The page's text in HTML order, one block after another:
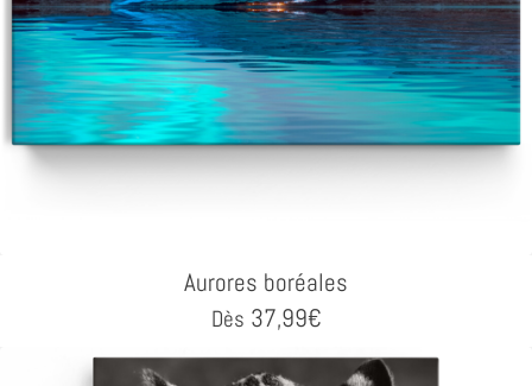
Aurores boréales
Dès 37,99€